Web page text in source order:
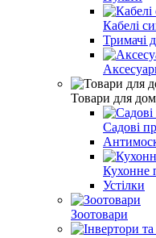
Кабелі
Тримачі
Товари для
Садові
Кухонне
Устілки
Зоотовари